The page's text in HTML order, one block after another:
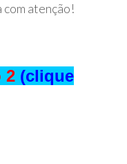
atenção!
2 (clique